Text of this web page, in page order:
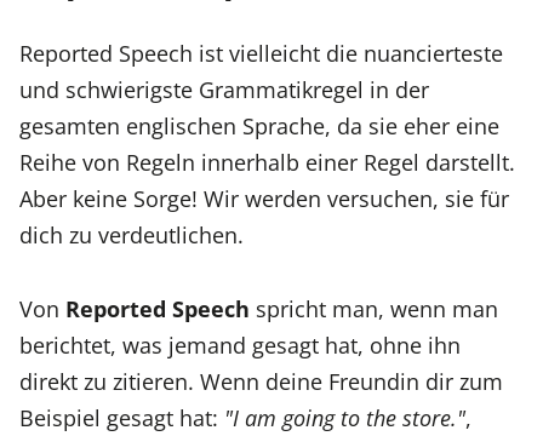
Reported Speech ist vielleicht die nuancierteste
und schwierigste Grammatikregel in der
gesamten englischen Sprache, da sie eher eine
Reihe von Regeln innerhalb einer Regel darstellt.
Aber keine Sorge! Wir werden versuchen, sie für
dich zu verdeutlichen.
Von Reported Speech spricht man, wenn man
berichtet, was jemand gesagt hat, ohne ihn
direkt zu zitieren. Wenn deine Freundin dir zum
Beispiel gesagt hat: "I am going to the store.",